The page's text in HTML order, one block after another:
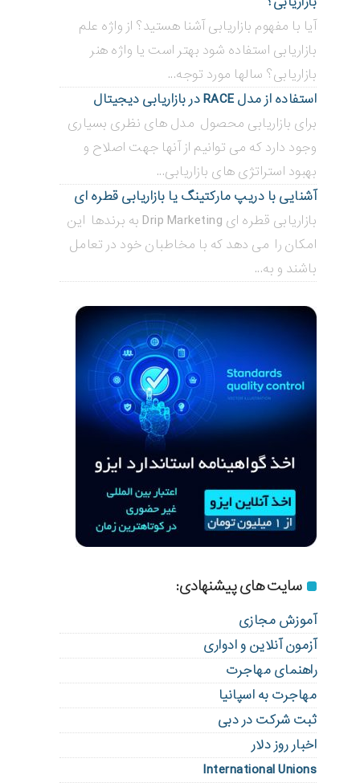
آیا با مفهوم بازاریابی آشنا هستید؟ از واژه علم
بازاریابی استفاده شود بهتر است یا واژه هنر
بازاریابی؟ سالها مورد توجه...
استفاده از مدل RACE در بازاریابی دیجیتال
برای بازاریابی محصول مدل های نظری بسیاری
وجود دارد که می توانیم از آنها جهت اصلاح و
بهبود استراتژی های بازاریابی...
آشنایی با دریپ مارکتینگ یا بازاریابی قطره ای
بازاریابی قطره ای Drip Marketing به برندها این
امکان را می دهد که با مخاطبان خود در تعامل
باشند و به...
سایت های پیشنهادی:
آموزش مجازی
آزمون آنلاین و ادواری
راهنمای مهاجرت
مهاجرت به اسپانیا
ثبت شرکت در دبی
اخبار روز دلار
International Unions